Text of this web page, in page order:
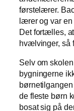
førstelærer.
lærer og var en
Det fortælles,
hvælvinger, så
Selv om
bygningerne
de fleste børn
bosat sig på